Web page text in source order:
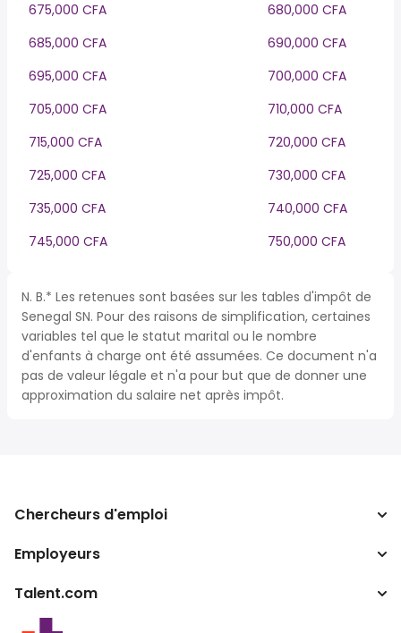
675,000 CFA
680,000 CFA
685,000 CFA
690,000 CFA
695,000 CFA
700,000 CFA
705,000 CFA
710,000 CFA
715,000 CFA
720,000 CFA
725,000 CFA
730,000 CFA
735,000 CFA
740,000 CFA
745,000 CFA
750,000 CFA
N. B.* Les retenues sont basées sur les tables d'impôt de
Senegal SN. Pour des raisons de simplification, certaines
variables tel que le statut marital ou le nombre
d'enfants à charge ont été assumées. Ce document n'a
pas de valeur légale et n'a pour but que de donner une
approximation du salaire net après impôt.
Chercheurs d'emploi
Recherche d'emploi
Employeurs
Entreprises
Talent.com